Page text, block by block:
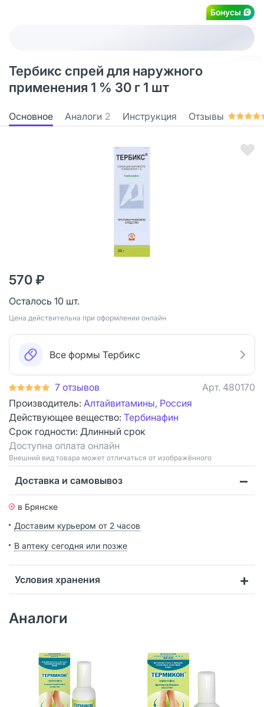
Бонусы
Тербикс спрей для наружного
применения 1 % 30 г 1 шт
Основное Аналоги 2 Инструкция Отзывы
570 ₽
Осталось 10 шт.
Цена действительна при оформлении онлайн
Все формы Тербикс
7 отзывов Арт. 480170
Производитель: Алтайвитамины, Россия
Действующее вещество: Тербинафин
Срок годности: Длинный срок
Доступна оплата онлайн
Bнешний вид товара может отличаться от изображённого
Доставка и самовывоз
в Брянске
Доставим курьером от 2 часов
В аптеку сегодня или позже
Условия хранения
Аналоги